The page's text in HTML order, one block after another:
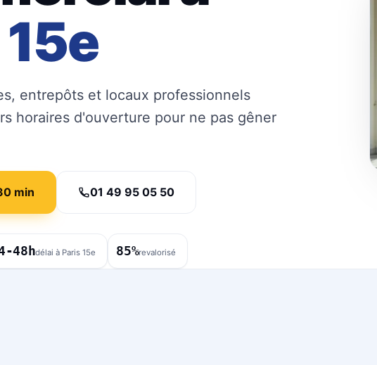
entrepôts et locaux professionnels
horaires d'ouverture pour ne pas gêner
min 01 49 95 05 50
48hdélai à Paris 15e 85%revalorisé